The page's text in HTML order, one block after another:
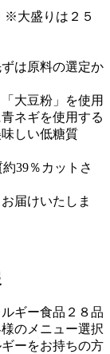
※大盛りは２５
は原料の選定か
大豆粉」を使用
ネギを使用する
しい低糖質
39％カットさ
届けいたしま
ギー食品２８品
のメニュー選択
ーをお持ちの方